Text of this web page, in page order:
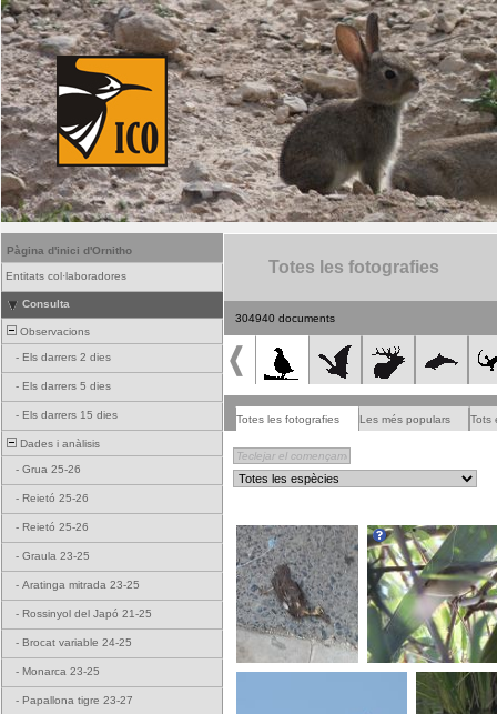
Pàgina d'inici d'Ornitho
Entitats col·laboradores
Consulta
Observacions
- Els darrers 2 dies
- Els darrers 5 dies
- Els darrers 15 dies
Dades i anàlisis
- Grua 25-26
- Reietó 25-26
- Reietó 25-26
- Graula 23-25
- Aratinga mitrada 23-25
- Rossinyol del Japó 21-25
- Brocat variable 24-25
- Monarca 23-25
- Papallona tigre 23-27
Totes les fotografies
304940 documents
Totes les fotografies Les més populars Tots